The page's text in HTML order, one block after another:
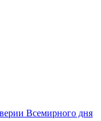
Всемирного дня